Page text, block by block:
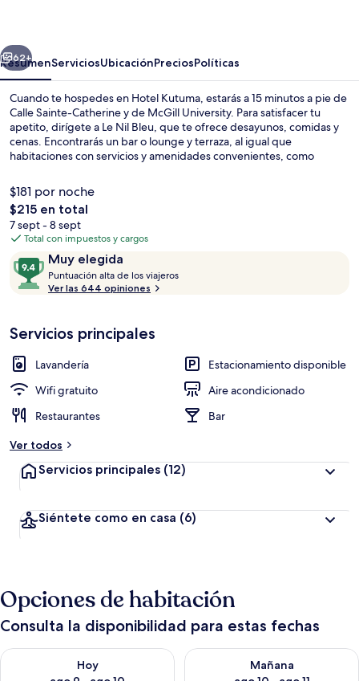
Siguiente
62+
ResumenServiciosUbicaciónPreciosPolíticas
Cuando te hospedes en Hotel Kutuma, estarás a 15 minutos a pie de
Calle Sainte-Catherine y de McGill University. Para satisfacer tu
apetito, dirígete a Le Nil Bleu, que te ofrece desayunos, comidas y
cenas. Encontrarás un bar o lounge y terraza, al igual que
habitaciones con servicios y amenidades convenientes, como
amenidades y características como el personal amable. Hay
opciones de transporte público a una corta distancia a pie: Estación
de metro de Sherbrooke está a 4 minutos y Estación de metro de
Berri-UQAM está a 11 minutos.
$181 por noche
El
precio
total
de
$215
$215 en total
7 sept - 8 sept
Total con impuestos y cargos
OpinionesMuy elegida
9.4
de
10,
elegida
Puntuación alta de los viajeros
c
ó
t
a
e
v
i
a
Ver las 644 opiniones
Servicios principales
Lavandería
Estacionamiento disponible
Wifi gratuito
Aire acondicionado
Restaurantes
Bar
Ver todos
Servicios principales (12)
Siéntete como en casa (6)
Opciones de habitación
Consulta la disponibilidad para estas fechas
Hoy
Consulta la disponibilidad para hoy ago 9 - ago 10
Mañana
Consulta la disponibilidad